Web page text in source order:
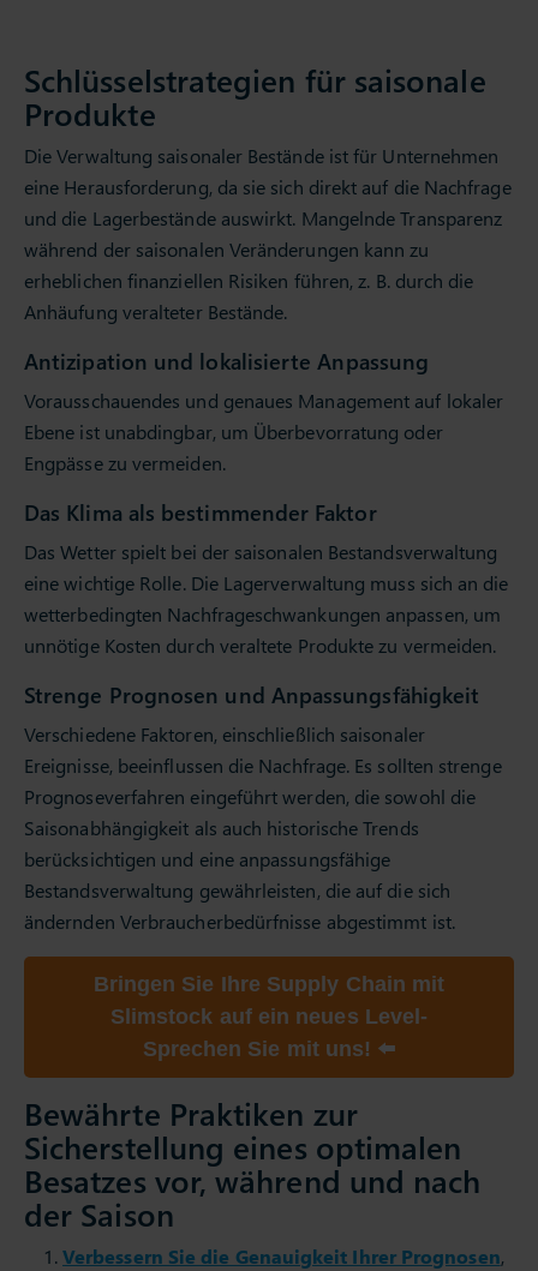
Schlüsselstrategien für saisonale
Produkte
Die Verwaltung saisonaler Bestände ist für Unternehmen
eine Herausforderung, da sie sich direkt auf die Nachfrage
und die Lagerbestände auswirkt. Mangelnde Transparenz
während der saisonalen Veränderungen kann zu
erheblichen finanziellen Risiken führen, z. B. durch die
Anhäufung veralteter Bestände.
Antizipation und lokalisierte Anpassung
Vorausschauendes und genaues Management auf lokaler
Ebene ist unabdingbar, um Überbevorratung oder
Engpässe zu vermeiden.
Das Klima als bestimmender Faktor
Das Wetter spielt bei der saisonalen Bestandsverwaltung
eine wichtige Rolle. Die Lagerverwaltung muss sich an die
wetterbedingten Nachfrageschwankungen anpassen, um
unnötige Kosten durch veraltete Produkte zu vermeiden.
Strenge Prognosen und Anpassungsfähigkeit
Verschiedene Faktoren, einschließlich saisonaler
Ereignisse, beeinflussen die Nachfrage. Es sollten strenge
Prognoseverfahren eingeführt werden, die sowohl die
Saisonabhängigkeit als auch historische Trends
berücksichtigen und eine anpassungsfähige
Bestandsverwaltung gewährleisten, die auf die sich
ändernden Verbraucherbedürfnisse abgestimmt ist.
Bringen Sie Ihre Supply Chain mit
Slimstock auf ein neues Level-
Sprechen Sie mit uns! ⬅️
Bewährte Praktiken zur
Sicherstellung eines optimalen
Besatzes vor, während und nach
der Saison
Verbessern Sie die Genauigkeit Ihrer Prognosen,